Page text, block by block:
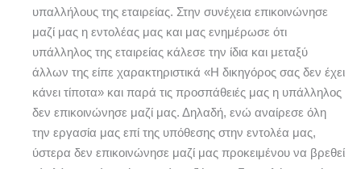
υπαλλήλους της εταιρείας. Στην συνέχεια επικοινώνησε
μαζί μας η εντολέας μας και μας ενημέρωσε ότι
υπάλληλος της εταιρείας κάλεσε την ίδια και μεταξύ
άλλων της είπε χαρακτηριστικά «Η δικηγόρος σας δεν έχει
κάνει τίποτα» και παρά τις προσπάθειές μας η υπάλληλος
δεν επικοινώνησε μαζί μας. Δηλαδή, ενώ αναίρεσε όλη
την εργασία μας επί της υπόθεσης στην εντολέα μας,
ύστερα δεν επικοινώνησε μαζί μας προκειμένου να βρεθεί